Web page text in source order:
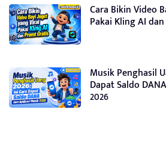
Cara Bikin Video
Pakai Kling AI
Musik Penghasil
Dapat Saldo
2026